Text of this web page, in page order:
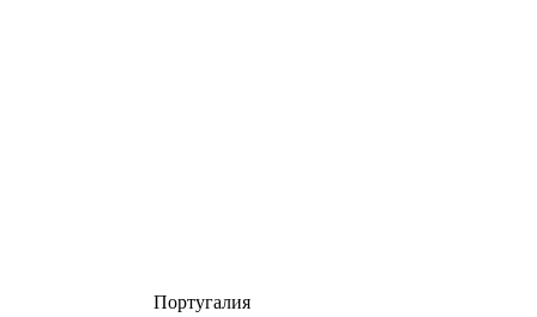
Португалия